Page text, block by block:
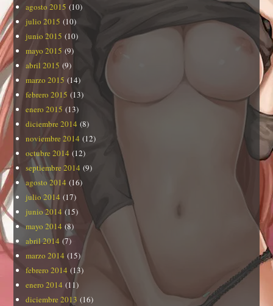
agosto 2015 (10)
julio 2015 (10)
junio 2015 (10)
mayo 2015 (9)
abril 2015 (9)
marzo 2015 (14)
febrero 2015 (13)
enero 2015 (13)
diciembre 2014 (8)
noviembre 2014 (12)
octubre 2014 (12)
septiembre 2014 (9)
agosto 2014 (16)
julio 2014 (17)
junio 2014 (15)
mayo 2014 (8)
abril 2014 (7)
marzo 2014 (15)
febrero 2014 (13)
enero 2014 (11)
diciembre 2013 (16)